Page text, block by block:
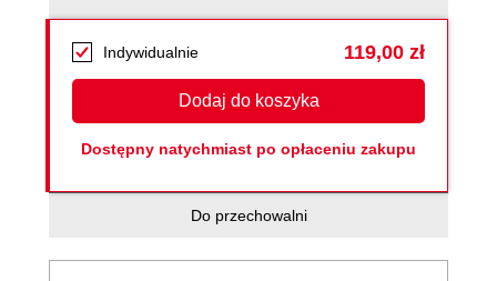
Indywidualnie 119,00 zł
Dodaj do koszyka
Dostępny natychmiast po opłaceniu zakupu
Do przechowalni